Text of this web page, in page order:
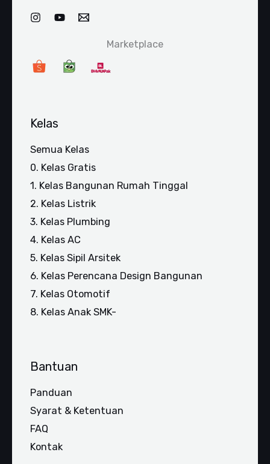
Marketplace
Kelas
Semua Kelas
0. Kelas Gratis
1. Kelas Bangunan Rumah Tinggal
2. Kelas Listrik
3. Kelas Plumbing
4. Kelas AC
5. Kelas Sipil Arsitek
6. Kelas Perencana Design Bangunan
7. Kelas Otomotif
8. Kelas Anak SMK-
Bantuan
Panduan
Syarat & Ketentuan
FAQ
Kontak